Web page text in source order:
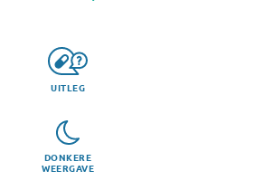
UITLEG
DONKERE
WEERGAVE